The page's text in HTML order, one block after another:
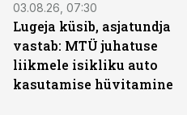
03.08.26, 07:30
Lugeja küsib, asjatundja
vastab: MTÜ juhatuse
liikmele isikliku auto
kasutamise hüvitamine